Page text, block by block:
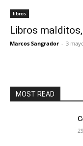
libros
Libros
Marcos Sangrador - 3
MOST READ